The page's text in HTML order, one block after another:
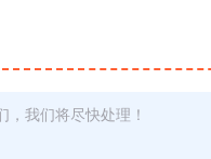
我们将尽快处理！